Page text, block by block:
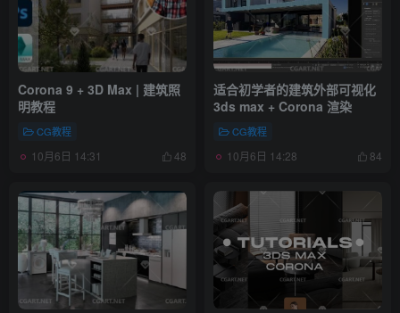
Corona 9 + 3D Max | 建筑照
明教程
CG教程
10月6日 14:31 48
适合初学者的建筑外部可视化
3ds max + Corona 渲染
CG教程
10月6日 14:28 84